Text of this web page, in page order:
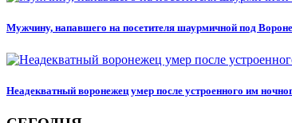
Мужчину, напавшего на посетителя шаурмичной под
Неадекватный воронежец умер после устроенного им